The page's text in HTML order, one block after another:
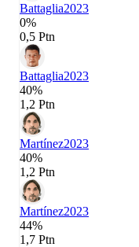
Battaglia2023
0%
0,5 Ptn
Battaglia2023
40%
1,2 Ptn
Martínez2023
40%
1,2 Ptn
Martínez2023
44%
1,7 Ptn